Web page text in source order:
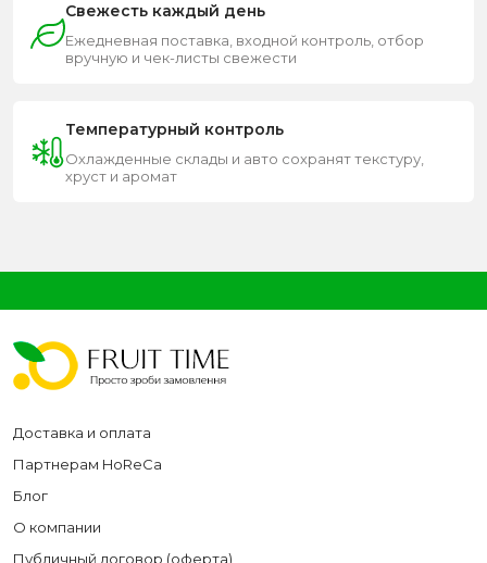
Свежесть каждый день
Ежедневная поставка, входной контроль, отбор
вручную и чек-листы свежести
Температурный контроль
Охлажденные склады и авто сохранят текстуру,
хруст и аромат
Доставка и оплата
Партнерам HoReCa
Блог
О компании
Публичный договор (оферта)